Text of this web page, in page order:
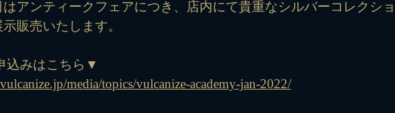
アンティークフェアにつき、店内にて貴重なシルバーコレクショ
販売いたします。
込みはこちら▼
media/topics/vulcanize-academy-jan-2022/